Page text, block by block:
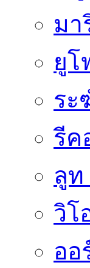
มา
ยูโ
ระ
รีค
ลูท
วิโ
ออ